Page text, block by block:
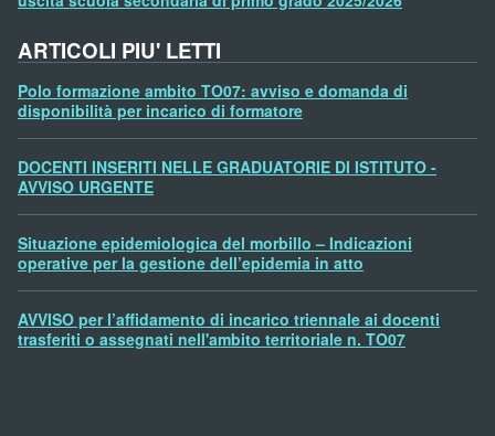
ARTICOLI PIU' LETTI
Polo formazione ambito TO07: avviso e domanda di
disponibilità per incarico di formatore
DOCENTI INSERITI NELLE GRADUATORIE DI ISTITUTO -
AVVISO URGENTE
Situazione epidemiologica del morbillo – Indicazioni
operative per la gestione dell’epidemia in atto
AVVISO per l’affidamento di incarico triennale ai docenti
trasferiti o assegnati nell'ambito territoriale n. TO07